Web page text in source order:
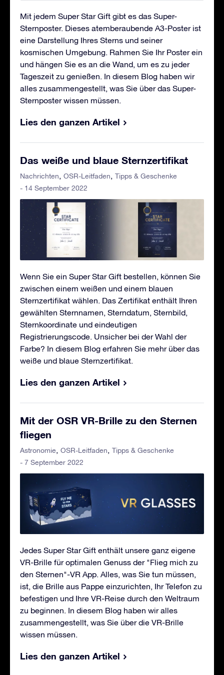
Mit jedem Super Star Gift gibt es das Super-
Sternposter. Dieses atemberaubende A3-Poster ist
eine Darstellung Ihres Sterns und seiner
kosmischen Umgebung. Rahmen Sie Ihr Poster ein
und hängen Sie es an die Wand, um es zu jeder
Tageszeit zu genießen. In diesem Blog haben wir
alles zusammengestellt, was Sie über das Super-
Sternposter wissen müssen.
Lies den ganzen Artikel
Das weiße und blaue Sternzertifikat
Nachrichten OSR-Leitfaden
Tipps & Geschenke
- 14 September 2022
Wenn Sie ein Super Star Gift bestellen, können Sie
zwischen einem weißen und einem blauen
Sternzertifikat wählen. Das Zertifikat enthält Ihren
gewählten Sternnamen, Sterndatum, Sternbild,
Sternkoordinate und eindeutigen
Registrierungscode. Unsicher bei der Wahl der
Farbe? In diesem Blog erfahren Sie mehr über das
weiße und blaue Sternzertifikat.
Lies den ganzen Artikel
Mit der OSR VR-Brille zu den Sternen
fliegen
Astronomie OSR-Leitfaden
Tipps & Geschenke
- 7 September 2022
Jedes Super Star Gift enthält unsere ganz eigene
VR-Brille für optimalen Genuss der "Flieg mich zu
den Sternen"-VR App. Alles, was Sie tun müssen,
ist, die Brille aus Pappe einzurichten, Ihr Telefon zu
befestigen und Ihre VR-Reise durch den Weltraum
zu beginnen. In diesem Blog haben wir alles
zusammengestellt, was Sie über die VR-Brille
wissen müssen.
Lies den ganzen Artikel